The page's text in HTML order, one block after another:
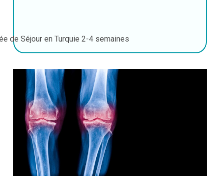
de Séjour en Turquie 2-4 semaines